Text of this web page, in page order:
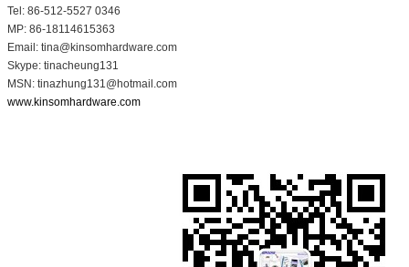
Tel: 86-512-5527 0346
MP: 86-18114615363
Email: tina@kinsomhardware.com
Skype: tinacheung131
MSN: tinazhung131@hotmail.com
www.kinsomhardware.com